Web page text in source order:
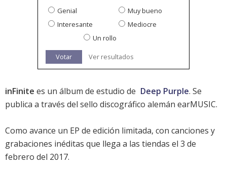
Genial
Muy bueno
Interesante
Mediocre
Un rollo
Votar Ver resultados
inFinite es un álbum de estudio de Deep Purple. Se
publica a través del sello discográfico alemán earMUSIC.
Como avance un EP de edición limitada, con canciones y
grabaciones inéditas que llega a las tiendas el 3 de
febrero del 2017.